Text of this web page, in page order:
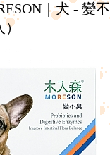
｜犬 - 變不